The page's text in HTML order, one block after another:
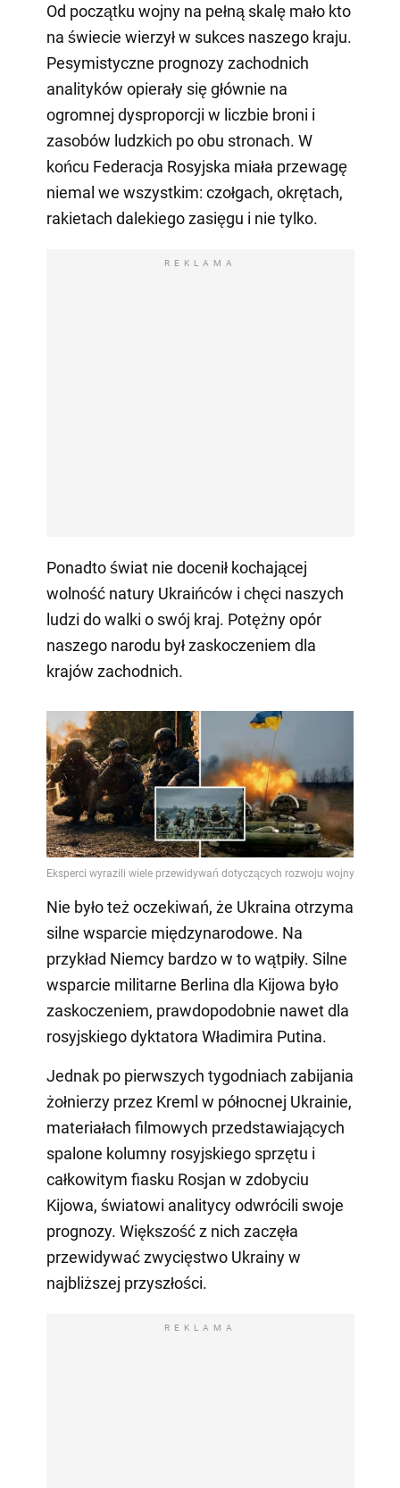
Od początku wojny na pełną skalę mało kto
na świecie wierzył w sukces naszego kraju.
Pesymistyczne prognozy zachodnich
analityków opierały się głównie na
ogromnej dysproporcji w liczbie broni i
zasobów ludzkich po obu stronach. W
końcu Federacja Rosyjska miała przewagę
niemal we wszystkim: czołgach, okrętach,
rakietach dalekiego zasięgu i nie tylko.
REKLAMA
Ponadto świat nie docenił kochającej
wolność natury Ukraińców i chęci naszych
ludzi do walki o swój kraj. Potężny opór
naszego narodu był zaskoczeniem dla
krajów zachodnich.
Nie było też oczekiwań, że Ukraina otrzyma
silne wsparcie międzynarodowe. Na
przykład Niemcy bardzo w to wątpiły. Silne
wsparcie militarne Berlina dla Kijowa było
zaskoczeniem, prawdopodobnie nawet dla
rosyjskiego dyktatora Władimira Putina.
Jednak po pierwszych tygodniach zabijania
żołnierzy przez Kreml w północnej Ukrainie,
materiałach filmowych przedstawiających
spalone kolumny rosyjskiego sprzętu i
całkowitym fiasku Rosjan w zdobyciu
Kijowa, światowi analitycy odwrócili swoje
prognozy. Większość z nich zaczęła
przewidywać zwycięstwo Ukrainy w
najbliższej przyszłości.
REKLAMA